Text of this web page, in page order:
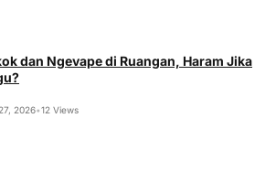
dan Ngevape di Ruangan, Haram Jika
2026•12 Views